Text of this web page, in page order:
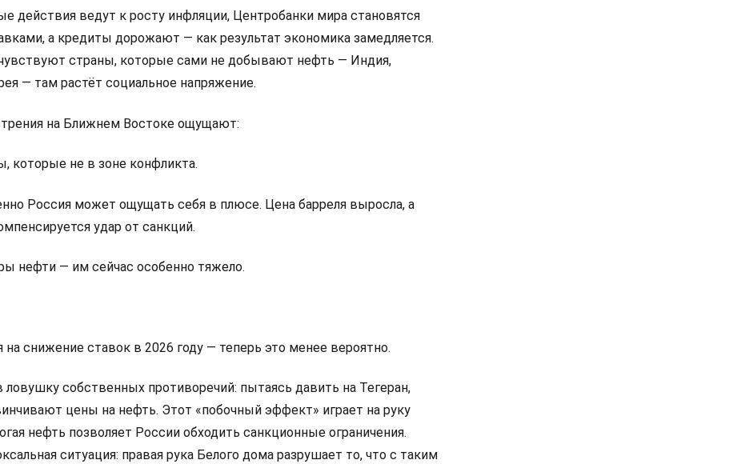
действия ведут к росту инфляции, Центробанки мира становятся
а кредиты дорожают — как результат экономика замедляется.
страны, которые сами не добывают нефть — Индия,
— там растёт социальное напряжение.
на Ближнем Востоке ощущают:
которые не в зоне конфликта.
Россия может ощущать себя в плюсе. Цена барреля выросла, а
удар от санкций.
нефти — им сейчас особенно тяжело.
на снижение ставок в 2026 году — теперь это менее вероятно.
ловушку собственных противоречий: пытаясь давить на Тегеран,
цены на нефть. Этот «побочный эффект» играет на руку
нефть позволяет России обходить санкционные ограничения.
ситуация: правая рука Белого дома разрушает то, что с таким